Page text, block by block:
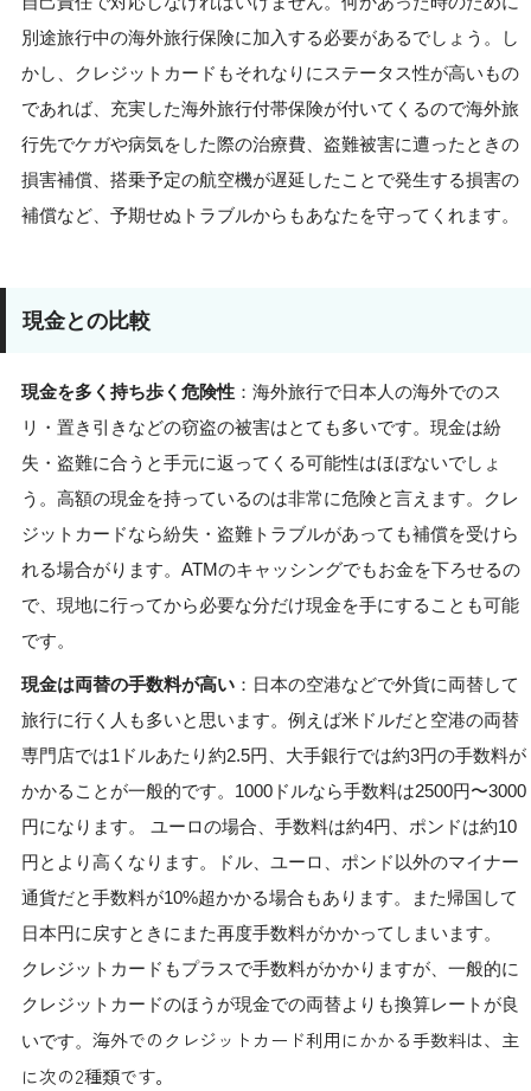
別途旅行中の海外旅行保険に加入する必要があるでしょう。し
かし、クレジットカードもそれなりにステータス性が高いもの
であれば、充実した海外旅行付帯保険が付いてくるので海外旅
行先でケガや病気をした際の治療費、盗難被害に遭ったときの
損害補償、搭乗予定の航空機が遅延したことで発生する損害の
補償など、予期せぬトラブルからもあなたを守ってくれます。
現金との比較
現金を多く持ち歩く危険性 ：海外旅行で日本人の海外でのス
リ・置き引きなどの窃盗の被害はとても多いです。現金は紛
失・盗難に合うと手元に返ってくる可能性はほぼないでしょ
う。高額の現金を持っているのは非常に危険と言えます。クレ
ジットカードなら紛失・盗難トラブルがあっても補償を受けら
れる場合がります。ATMのキャッシングでもお金を下ろせるの
で、現地に行ってから必要な分だけ現金を手にすることも可能
です。
現金は両替の手数料が高い ：日本の空港などで外貨に両替して
旅行に行く人も多いと思います。例えば米ドルだと空港の両替
専門店では1ドルあたり約2.5円、大手銀行では約3円の手数料が
かかることが一般的です。1000ドルなら手数料は2500円〜3000
円になります。 ユーロの場合、手数料は約4円、ポンドは約10
円とより高くなります。ドル、ユーロ、ポンド以外のマイナー
通貨だと手数料が10%超かかる場合もあります。また帰国して
日本円に戻すときにまた再度手数料がかかってしまいます。
クレジットカードもプラスで手数料がかかりますが、一般的に
クレジットカードのほうが現金での両替よりも換算レートが良
いです。 海外でのクレジットカード利用にかかる手数料は、主
に次の2種類です。